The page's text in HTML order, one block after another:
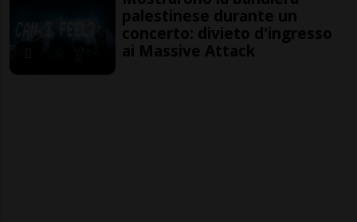
palestinese durante un
concerto: divieto d'ingresso
ai Massive Attack